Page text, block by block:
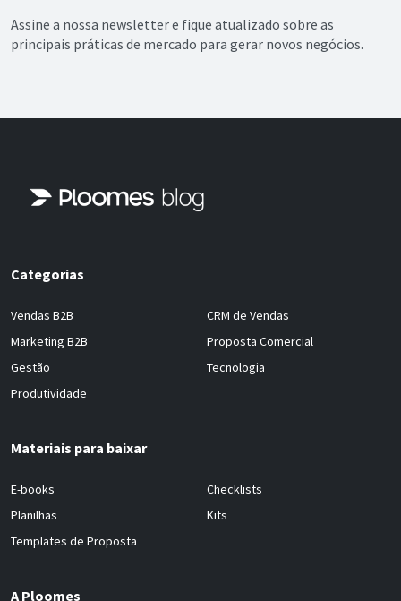
Assine a nossa newsletter e fique atualizado sobre as
principais práticas de mercado para gerar novos negócios.
Categorias
Vendas B2B
Marketing B2B
Gestão
Produtividade
CRM de Vendas
Proposta Comercial
Tecnologia
Materiais para baixar
E-books
Planilhas
Templates de Proposta
Checklists
Kits
A Ploomes